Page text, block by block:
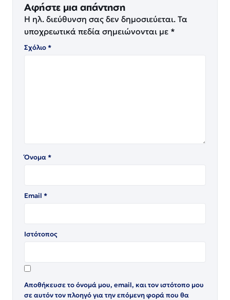
Αφήστε μια απάντηση
Η ηλ. διεύθυνση σας δεν δημοσιεύεται. Τα
υποχρεωτικά πεδία σημειώνονται με *
Σχόλιο*
Όνομα*
Email *
Ιστότοπος
Αποθήκευσε το όνομά μου, email, και τον ιστότοπο μου
σε αυτόν τον πλοηγό για την επόμενη φορά που θα